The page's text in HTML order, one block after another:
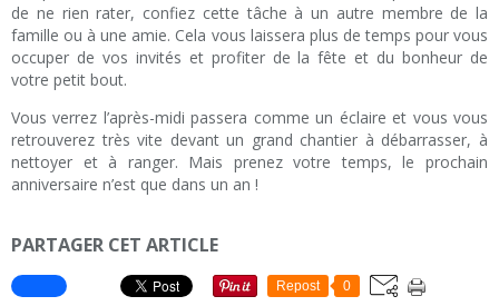
de ne rien rater, confiez cette tâche à un autre membre de la
famille ou à une amie. Cela vous laissera plus de temps pour vous
occuper de vos invités et profiter de la fête et du bonheur de
votre petit bout.
Vous verrez l’après-midi passera comme un éclaire et vous vous
retrouverez très vite devant un grand chantier à débarrasser, à
nettoyer et à ranger. Mais prenez votre temps, le prochain
anniversaire n’est que dans un an !
PARTAGER CET ARTICLE
Repost 0